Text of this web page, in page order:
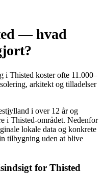
— hvad
i Thisted koster ofte 11.000–
arkitekt og tilladelser
i over 12 år og
i Thisted-området. Nedenfor
lokale data og konkrete
tilbygning uden at blive
for Thisted